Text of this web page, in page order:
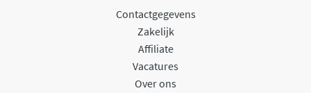
Contactgegevens
Zakelijk
Affiliate
Vacatures
Over ons